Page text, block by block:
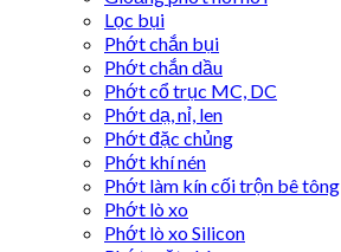
Lọc bụi
Phớt chắn bụi
Phớt chắn dầu
Phớt cổ trục MC, DC
Phớt dạ, nỉ, len
Phớt đặc chủng
Phớt khí nén
Phớt làm kín cối trộn bê tông
Phớt lò xo
Phớt lò xo Silicon